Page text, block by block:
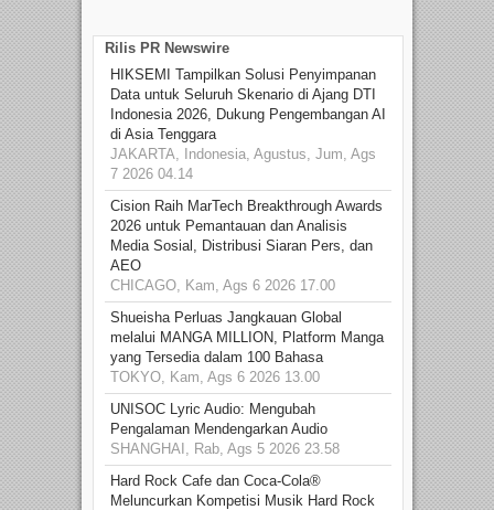
Rilis PR Newswire
HIKSEMI Tampilkan Solusi Penyimpanan
Data untuk Seluruh Skenario di Ajang DTI
Indonesia 2026, Dukung Pengembangan AI
di Asia Tenggara
JAKARTA, Indonesia, Agustus, Jum, Ags
7 2026 04.14
Cision Raih MarTech Breakthrough Awards
2026 untuk Pemantauan dan Analisis
Media Sosial, Distribusi Siaran Pers, dan
AEO
CHICAGO, Kam, Ags 6 2026 17.00
Shueisha Perluas Jangkauan Global
melalui MANGA MILLION, Platform Manga
yang Tersedia dalam 100 Bahasa
TOKYO, Kam, Ags 6 2026 13.00
UNISOC Lyric Audio: Mengubah
Pengalaman Mendengarkan Audio
SHANGHAI, Rab, Ags 5 2026 23.58
Hard Rock Cafe dan Coca-Cola®
Meluncurkan Kompetisi Musik Hard Rock